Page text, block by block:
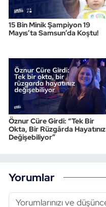
15 Bin Minik Şampiyon 19
Mayıs’ta Samsun’da Koştu!
Öznur Cüre Girdi: “Tek Bir
Okta, Bir Rüzgârda Hayatınız
Değişebiliyor”
Yorumlar
Yelken